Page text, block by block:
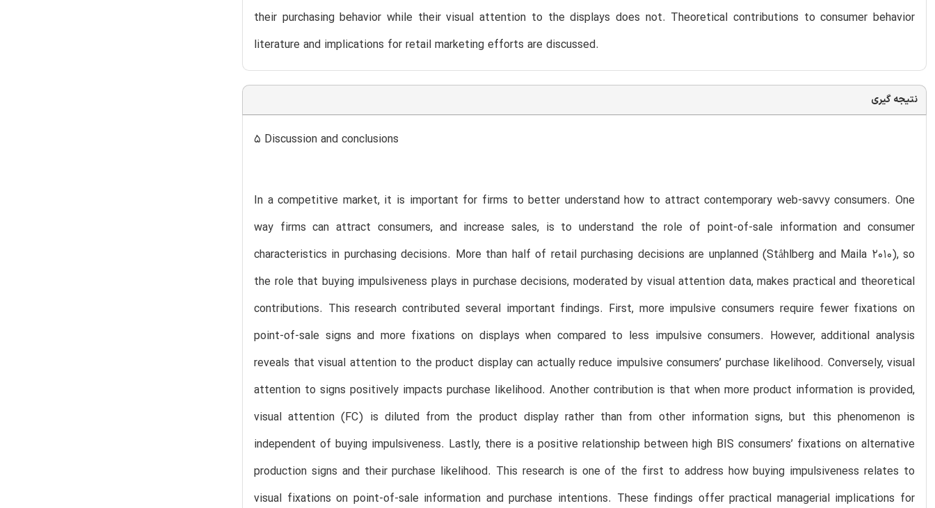
their purchasing behavior while their visual attention to the displays does not. Theoretical contributions to consumer behavior
literature and implications for retail marketing efforts are discussed.
نتیجه گیری
5 Discussion and conclusions
In a competitive market, it is important for firms to better understand how to attract contemporary web-savvy consumers. One
way firms can attract consumers, and increase sales, is to understand the role of point-of-sale information and consumer
characteristics in purchasing decisions. More than half of retail purchasing decisions are unplanned (Ståhlberg and Maila 2010), so
the role that buying impulsiveness plays in purchase decisions, moderated by visual attention data, makes practical and theoretical
contributions. This research contributed several important findings. First, more impulsive consumers require fewer fixations on
point-of-sale signs and more fixations on displays when compared to less impulsive consumers. However, additional analysis
reveals that visual attention to the product display can actually reduce impulsive consumers’ purchase likelihood. Conversely, visual
attention to signs positively impacts purchase likelihood. Another contribution is that when more product information is provided,
visual attention (FC) is diluted from the product display rather than from other information signs, but this phenomenon is
independent of buying impulsiveness. Lastly, there is a positive relationship between high BIS consumers’ fixations on alternative
production signs and their purchase likelihood. This research is one of the first to address how buying impulsiveness relates to
visual fixations on point-of-sale information and purchase intentions. These findings offer practical managerial implications for